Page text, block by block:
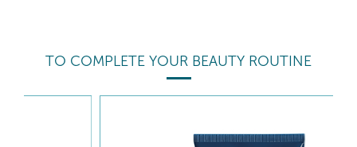
TO COMPLETE YOUR BEAUTY ROUTINE